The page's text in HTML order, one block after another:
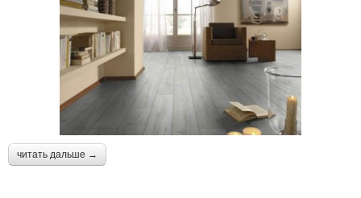
читать дальше →